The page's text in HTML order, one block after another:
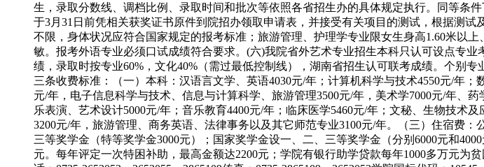
生，录取分数线、调档比例、录取时间和批次等依照各省招生办的具体规定执行。同等条
于3月31日前凭相关获奖证书原件到院招办领取申请表，并接受有关项目的测试，根据测
不限，身体状况应符合国家规定的报考标准；旅游管理、护理学专业限女生身高1.60米以
敏。报考外语专业必须口试成绩符合要求。(六)我院省外艺术专业招生本科只认可设点专
绩，录取时按专业60%，文化40%（需过最低控制线），湖南省招生认可联考成绩。个别
三条收费标准：（一）本科：汉语言文学、英语4030元/年；计算机科学与技术4550元/年
元/年，电子信息科学与技术、信息与计算科学、旅游管理3500元/年，美术学7000元/年、
乐表演、艺术设计5000元/年；音乐教育4400元/年；临床医学5460元/年；文秘、生物技术
3200元/年，旅游管理、商务英语、法律事务以及其它师范专业3100元/年。（三）住宿费
三等奖学金（特等奖学金3000元）；国家奖学金设一、二、三等奖学金（分别6000元和
元。每年评定一次特困补助，最高金额达2200元；学院有银行助学贷款每年1000多万元